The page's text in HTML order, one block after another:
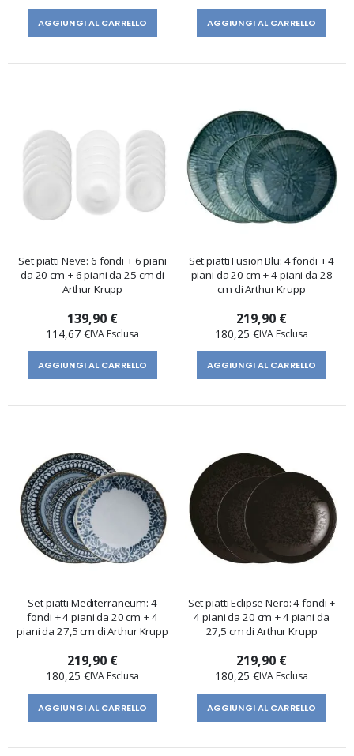
AGGIUNGI AL CARRELLO AGGIUNGI AL CARRELLO
Set piatti Neve: 6 fondi + 6 piani
da 20 cm + 6 piani da 25 cm di
Arthur Krupp
139,90 €
114,67 €
AGGIUNGI AL CARRELLO
Set piatti Fusion Blu: 4 fondi + 4
piani da 20 cm + 4 piani da 28
cm di Arthur Krupp
219,90 €
180,25 €
AGGIUNGI AL CARRELLO
Set piatti Mediterraneum: 4
fondi + 4 piani da 20 cm + 4
piani da 27,5 cm di Arthur Krupp
219,90 €
180,25 €
AGGIUNGI AL CARRELLO
Set piatti Eclipse Nero: 4 fondi +
4 piani da 20 cm + 4 piani da
27,5 cm di Arthur Krupp
219,90 €
180,25 €
AGGIUNGI AL CARRELLO